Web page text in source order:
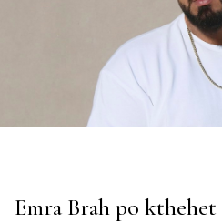
Emra Brah po kthehet